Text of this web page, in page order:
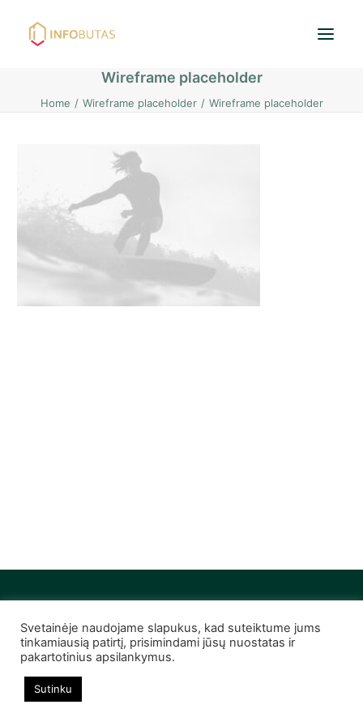
Pradžia
Namai / Kotedžai
Žemės sklypai
Nuoma
Wireframe placeholder
Home Wireframe placeholder Wireframe placeholder
© 2022 Infobutas. Visos teisės saugomos
Svetainėje naudojame slapukus, kad suteiktume jums
tinkamiausią patirtį, prisimindami jūsų nuostatas ir
pakartotinius apsilankymus.
Sutinku